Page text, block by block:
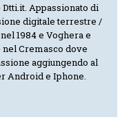
Appassionato di
digitale terrestre /
1984 e Voghera e
Cremasco dove
aggiungendo al
Android e Iphone.